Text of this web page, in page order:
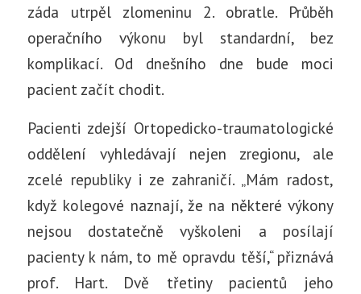
záda utrpěl zlomeninu 2. obratle. Průběh
operačního výkonu byl standardní, bez
komplikací. Od dnešního dne bude moci
pacient začít chodit.
Pacienti zdejší Ortopedicko-traumatologické
oddělení vyhledávají nejen zregionu, ale
zcelé republiky i ze zahraničí. „Mám radost,
když kolegové naznají, že na některé výkony
nejsou dostatečně vyškoleni a posílají
pacienty k nám, to mě opravdu těší,“ přiznává
prof. Hart. Dvě třetiny pacientů jeho